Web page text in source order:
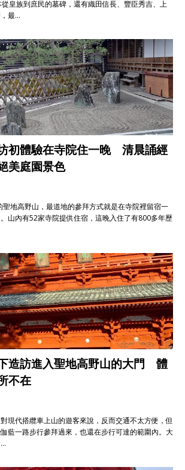
皇族到庶民的墓碑，還有織田信長、豐臣秀吉、上
最…
坊初體驗在寺院住一晚 清晨誦經
美庭園景色
地高野山，最道地的參拜方式就是在寺院裡留宿一
山內有52家寺院提供住宿，這晚入住了有800多年歷
下造訪進入聖地高野山的大門 體
不在
現代搭纜車上山的遊客來說，反而交通不太方便，但
藍一路步行參拜過來，也還在步行可達的範圍內。大